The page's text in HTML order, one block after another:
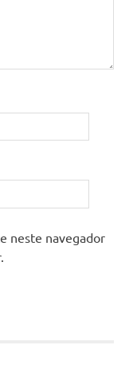
neste navegador